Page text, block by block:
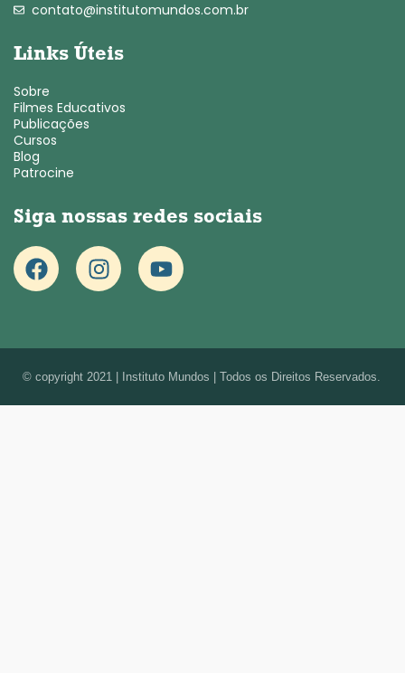
contato@institutomundos.com.br
Links Úteis
Sobre
Filmes Educativos
Publicações
Cursos
Blog
Patrocine
Siga nossas redes sociais
© copyright 2021 | Instituto Mundos | Todos os Direitos Reservados.